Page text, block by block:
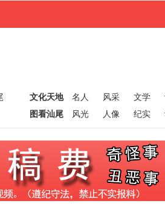
文化天地 名人 风采 文学
图看汕尾
风光 人像 纪实